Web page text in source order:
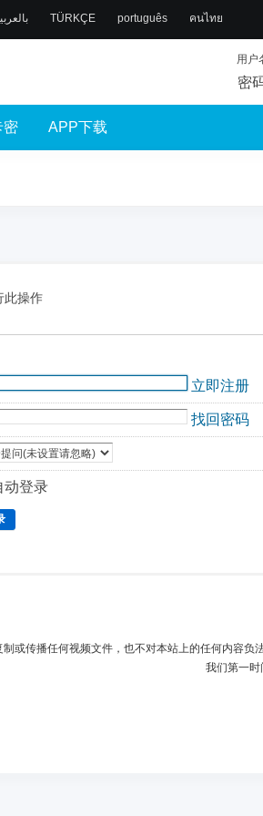
TÜRKÇE português คนไทย
用户
密
密 APP下载
此操作
立即注册
找回密码
动登录
或传播任何视频文件，也不对本站上的任何内容
我们第一